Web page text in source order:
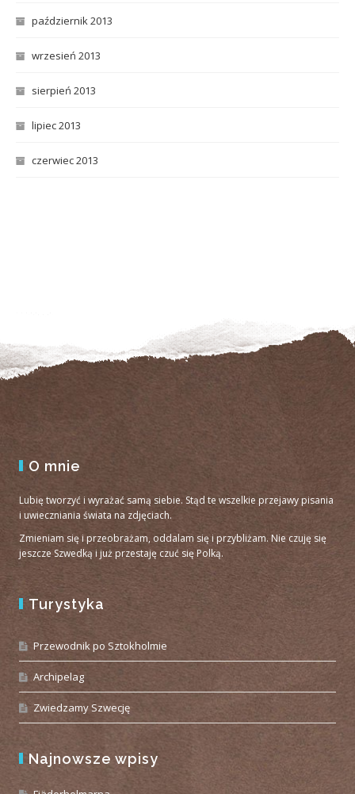
październik 2013
wrzesień 2013
sierpień 2013
lipiec 2013
czerwiec 2013
O mnie
Lubię tworzyć i wyrażać samą siebie. Stąd te wszelkie przejawy pisania
i uwieczniania świata na zdjęciach.
Zmieniam się i przeobrażam, oddalam się i przybliżam. Nie czuję się
jeszcze Szwedką i już przestaję czuć się Polką.
Turystyka
Przewodnik po Sztokholmie
Archipelag
Zwiedzamy Szwecję
Najnowsze wpisy